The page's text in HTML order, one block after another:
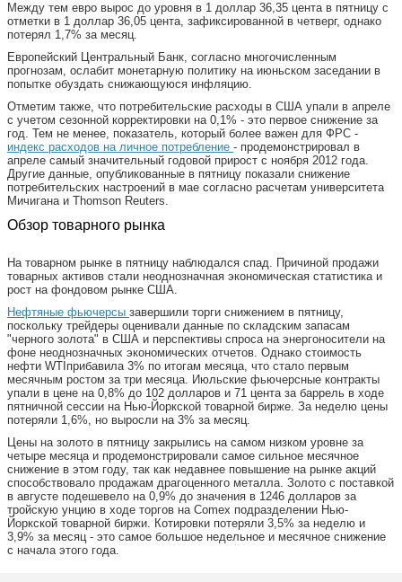
Между тем евро вырос до уровня в 1 доллар 36,35 цента в пятницу с
отметки в 1 доллар 36,05 цента, зафиксированной в четверг, однако
потерял 1,7% за месяц.
Европейский Центральный Банк, согласно многочисленным
прогнозам, ослабит монетарную политику на июньском заседании в
попытке обуздать снижающуюся инфляцию.
Отметим также, что потребительские расходы в США упали в апреле
с учетом сезонной корректировки на 0,1% - это первое снижение за
год. Тем не менее, показатель, который более важен для ФРС -
индекс расходов на личное потребление - продемонстрировал в
апреле самый значительный годовой прирост с ноября 2012 года.
Другие данные, опубликованные в пятницу показали снижение
потребительских настроений в мае согласно расчетам университета
Мичигана и Thomson Reuters.
Обзор товарного рынка
На товарном рынке в пятницу наблюдался спад. Причиной продажи
товарных активов стали неоднозначная экономическая статистика и
рост на фондовом рынке США.
Нефтяные фьючерсы завершили торги снижением в пятницу,
поскольку трейдеры оценивали данные по складским запасам
"черного золота" в США и перспективы спроса на энергоносители на
фоне неоднозначных экономических отчетов. Однако стоимость
нефти WTIприбавила 3% по итогам месяца, что стало первым
месячным ростом за три месяца. Июльские фьючерсные контракты
упали в цене на 0,8% до 102 долларов и 71 цента за баррель в ходе
пятничной сессии на Нью-Йоркской товарной бирже. За неделю цены
потеряли 1,6%, но выросли на 3% за месяц.
Цены на золото в пятницу закрылись на самом низком уровне за
четыре месяца и продемонстрировали самое сильное месячное
снижение в этом году, так как недавнее повышение на рынке акций
способствовало продажам драгоценного металла. Золото с поставкой
в августе подешевело на 0,9% до значения в 1246 долларов за
тройскую унцию в ходе торгов на Comex подразделении Нью-
Йоркской товарной биржи. Котировки потеряли 3,5% за неделю и
3,9% за месяц - это самое большое недельное и месячное снижение
с начала этого года.